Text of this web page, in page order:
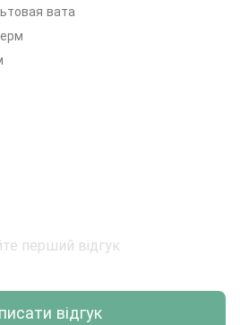
вата
перший відгук
відгук